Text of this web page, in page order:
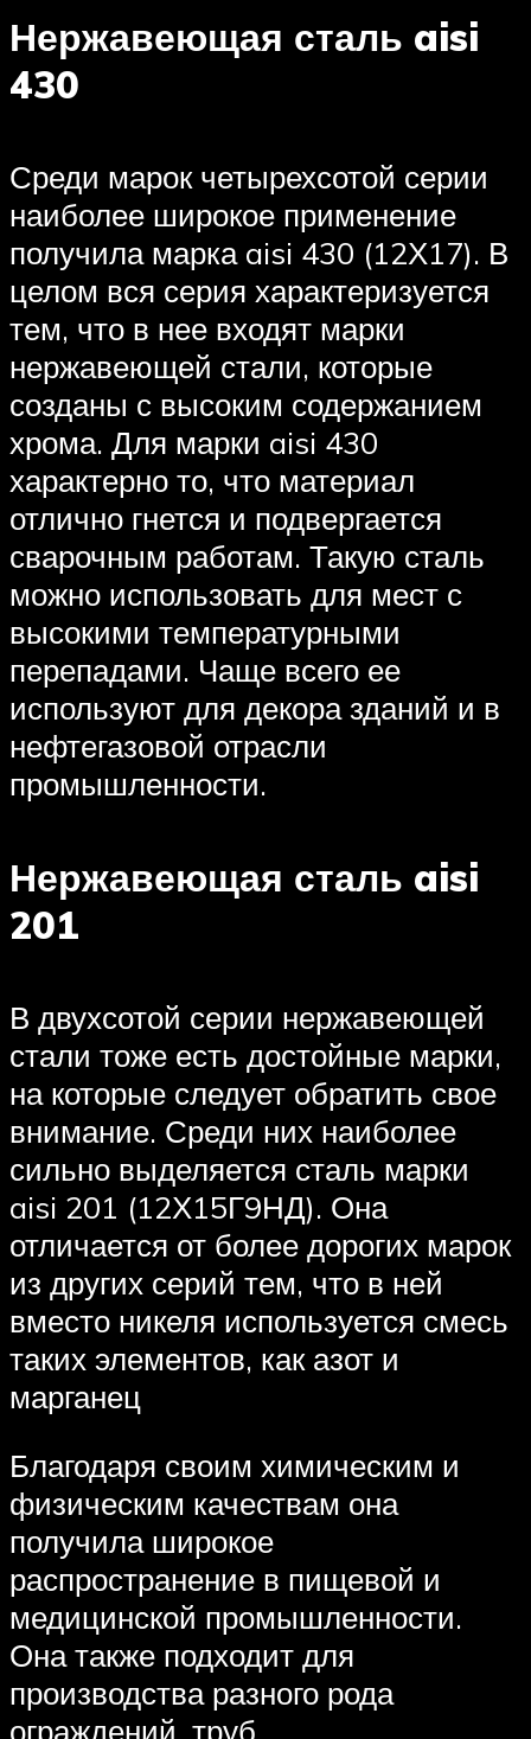
Нержавеющая сталь aisi
430
Среди марок четырехсотой серии
наиболее широкое применение
получила марка aisi 430 (12Х17). В
целом вся серия характеризуется
тем, что в нее входят марки
нержавеющей стали, которые
созданы с высоким содержанием
хрома. Для марки aisi 430
характерно то, что материал
отлично гнется и подвергается
сварочным работам. Такую сталь
можно использовать для мест с
высокими температурными
перепадами. Чаще всего ее
используют для декора зданий и в
нефтегазовой отрасли
промышленности.
Нержавеющая сталь aisi
201
В двухсотой серии нержавеющей
стали тоже есть достойные марки,
на которые следует обратить свое
внимание. Среди них наиболее
сильно выделяется сталь марки
aisi 201 (12Х15Г9НД). Она
отличается от более дорогих марок
из других серий тем, что в ней
вместо никеля используется смесь
таких элементов, как азот и
марганец
Благодаря своим химическим и
физическим качествам она
получила широкое
распространение в пищевой и
медицинской промышленности.
Она также подходит для
производства разного рода
ограждений, труб